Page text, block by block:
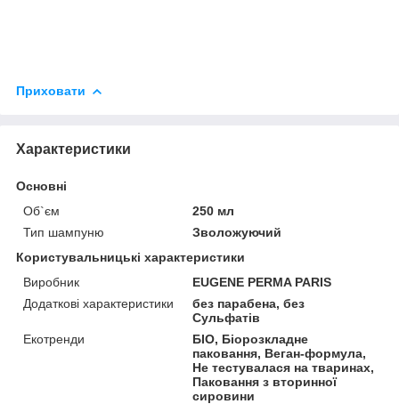
Приховати
Характеристики
Основні
Об`єм
250 мл
Тип шампуню
Зволожуючий
Користувальницькі характеристики
Виробник
EUGENE PERMA PARIS
Додаткові характеристики
без парабена, без
Сульфатів
Екотренди
БІО, Біорозкладне
паковання, Веган-формула,
Не тестувалася на тваринах,
Паковання з вторинної
сировини